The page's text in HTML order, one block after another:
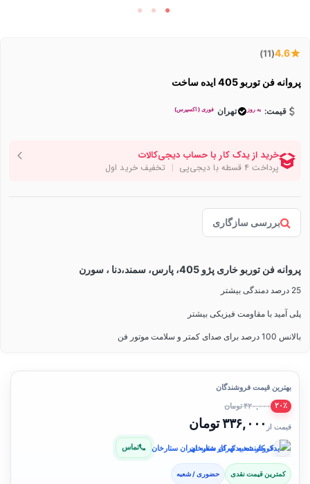
4.6
(11)
پروانه فن توربو 405 ایده ساخت
قیمت: به روز تهران فوری ( اکسپرس)
بررسی سازگاری
پروانه فن توربو خاری پژو 405، پارس، سمند،دنا ، سورن
25 درصد دمندگی بیشتر
پلی آمید با مقاومت فیزیکی بیشتر
بالانس 100 درصد برای صدای کمتر و سلامت موتور فن
بهترین قیمت فروشندگان
۲۰٪ ۴۲۰,۰۰۰ تومان
قیمت از ۳۳۶,۰۰۰ تومان
فروشنده: یدک کار شعبه تهران ستارخان تماس
کمترین قیمت نقدی حضوری / شعبه